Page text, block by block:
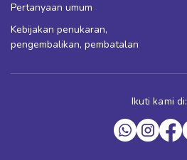
Pertanyaan umum
Kebijakan penukaran,
pengembalikan, pembatalan
Ikuti kami di: